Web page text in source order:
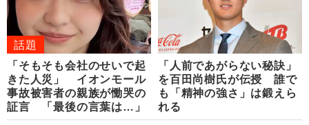
話題
「そもそも会社のせいで起
きた人災」 イオンモール
事故被害者の親族が慟哭の
証言 「最後の言葉は…」
「人前であがらない秘訣」
を百田尚樹氏が伝授 誰で
も「精神の強さ」は鍛えら
れる